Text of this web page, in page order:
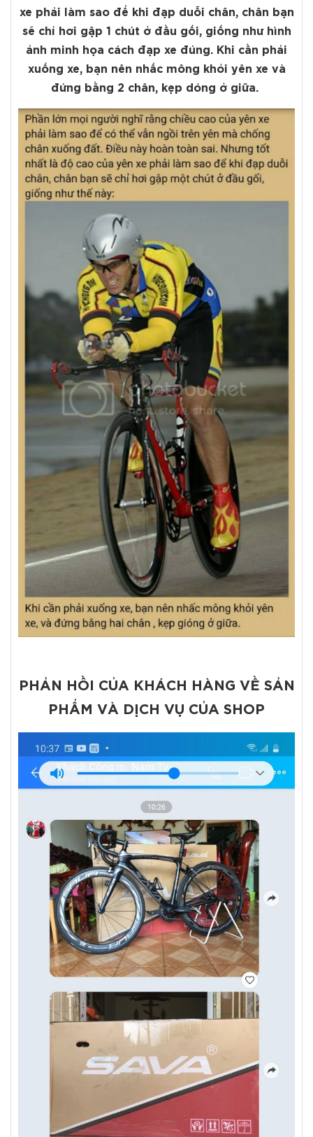
xe phải làm sao để khi đạp duỗi chân, chân bạn
sẽ chỉ hơi gập 1 chút ở đầu gối, giống như hình
ảnh minh họa cách đạp xe đúng. Khi cần phải
xuống xe, bạn nên nhấc mông khỏi yên xe và
đứng bằng 2 chân, kẹp dóng ở giữa.
PHẢN HỒI CỦA KHÁCH HÀNG VỀ SẢN
PHẨM VÀ DỊCH VỤ CỦA SHOP